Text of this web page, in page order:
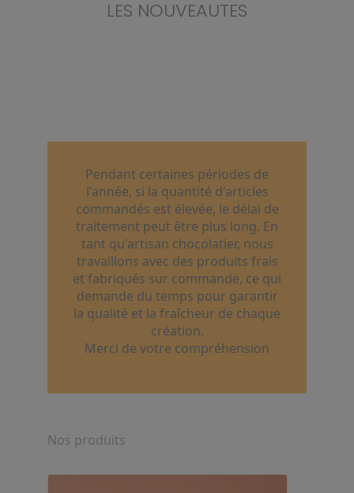
LES NOUVEAUTES
Pendant certaines périodes de
l'année, si la quantité d'articles
commandés est élevée, le délai de
traitement peut être plus long. En
tant qu'artisan chocolatier, nous
travaillons avec des produits frais
et fabriqués sur commande, ce qui
demande du temps pour garantir
la qualité et la fraîcheur de chaque
création.
Merci de votre compréhension
Nos produits